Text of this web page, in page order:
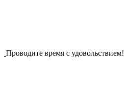
Проводите время с удовольствием!